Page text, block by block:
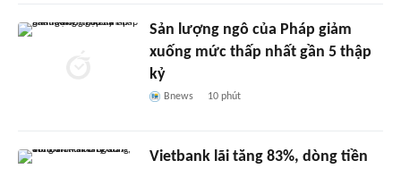
Sản lượng ngô của Pháp giảm
xuống mức thấp nhất gần 5 thập
kỷ
Bnews 10 phút
Vietbank lãi tăng 83%, dòng tiền